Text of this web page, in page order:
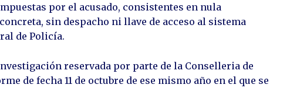
por el acusado, consistentes en nula
sin despacho ni llave de acceso al sistema
de Policía.
reservada por parte de la Conselleria de
de fecha 11 de octubre de ese mismo año en el que se